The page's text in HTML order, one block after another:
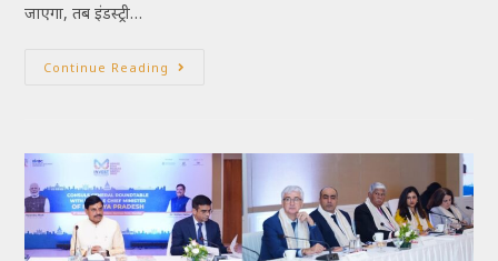
जाएगा, तब इंडस्ट्री…
Continue Reading